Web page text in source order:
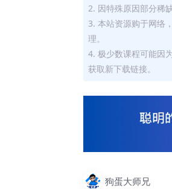
2. 因特殊原因部分稀
3. 本站资源购于网络
理。
4. 极少数课程可能因
获取新下载链接。
狗蛋大师兄